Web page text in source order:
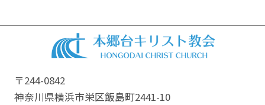
〒244-0842
神奈川県横浜市栄区飯島町2441-10